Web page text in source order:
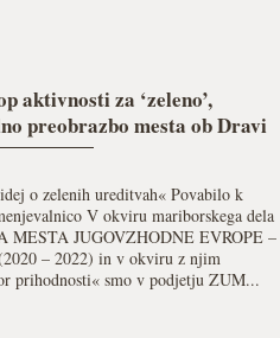
aktivnosti za ‘zeleno’,
preobrazbo mesta ob Dravi
o zelenih ureditvah« Povabilo k
V okviru mariborskega dela
MESTA JUGOVZHODNE EVROPE –
– 2022) in v okviru z njim
prihodnosti« smo v podjetju ZUM...